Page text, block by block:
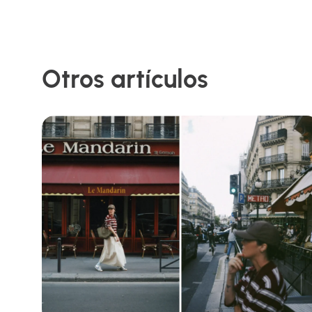
Otros artículos